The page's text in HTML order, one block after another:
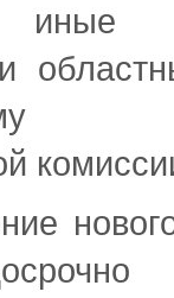
иные